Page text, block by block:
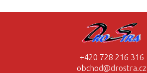
+420 728 216 316
obchod@drostra.cz